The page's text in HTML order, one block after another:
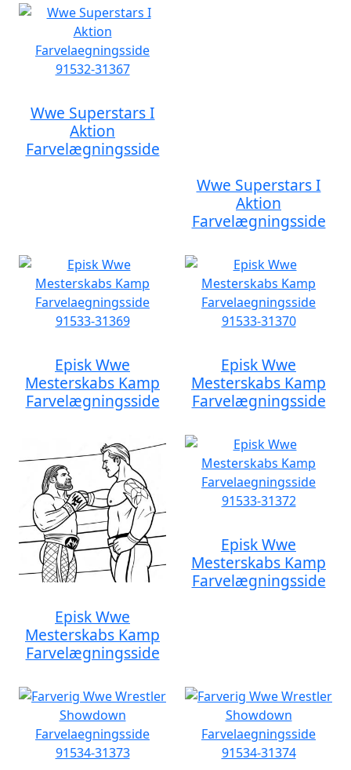
Wwe Superstars I
Aktion
Farvelægningsside
Wwe Superstars I
Aktion
Farvelægningsside
Episk Wwe
Mesterskabs Kamp
Farvelægningsside
Episk Wwe
Mesterskabs Kamp
Farvelægningsside
Episk Wwe
Mesterskabs Kamp
Farvelægningsside
Episk Wwe
Mesterskabs Kamp
Farvelægningsside